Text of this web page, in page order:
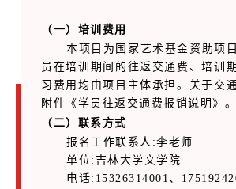
（一）培训费用
本项目为国家艺术基金资助项
员在培训期间的往返交通费、培训
习费用均由项目主体承担。关于交
附件《学员往返交通费报销说明》。
（二）联系方式
报名工作联系人:李老师
单位:吉林大学文学院
电话:15326314001、